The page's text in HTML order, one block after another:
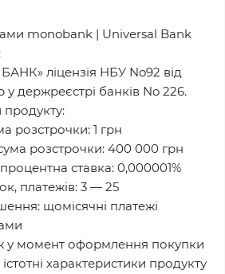
monobank | Universal Bank
ліцензія НБУ No92 від
у держреєстрі банків No 226.
продукту:
розстрочки: 1 грн
розстрочки: 400 000 грн
ставка: 0,000001%
платежів: 3 — 25
щомісячні платежі
у момент оформлення покупки
характеристики продукту